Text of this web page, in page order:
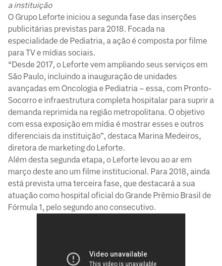
a instituição
O Grupo Leforte iniciou a segunda fase das inserções
publicitárias previstas para 2018. Focada na
especialidade de Pediatria, a ação é composta por filme
para TV e mídias sociais.
“Desde 2017, o Leforte vem ampliando seus serviços em
São Paulo, incluindo a inauguração de unidades
avançadas em Oncologia e Pediatria – essa, com Pronto-
Socorro e infraestrutura completa hospitalar para suprir a
demanda reprimida na região metropolitana. O objetivo
com essa exposição em mídia é mostrar esses e outros
diferenciais da instituição”, destaca Marina Medeiros,
diretora de marketing do Leforte.
Além desta segunda etapa, o Leforte levou ao ar em
março deste ano um filme institucional. Para 2018, ainda
está prevista uma terceira fase, que destacará a sua
atuação como hospital oficial do Grande Prêmio Brasil de
Fórmula 1, pelo segundo ano consecutivo.